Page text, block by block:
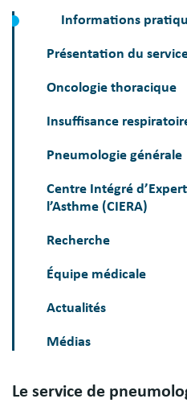
Informations
Présentation du
Oncologie thoracique
Insuffisance
Pneumologie générale
Centre Intégré
l’Asthme (CIERA)
Recherche
Équipe médicale
Actualités
Médias
Le service de